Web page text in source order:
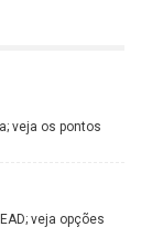
veja os pontos
veja opções